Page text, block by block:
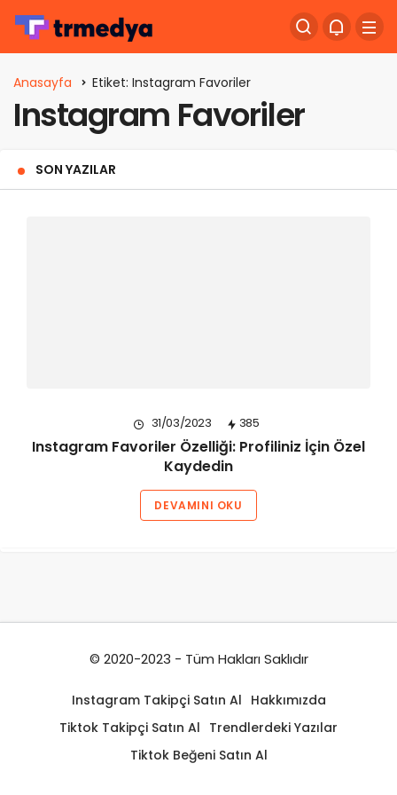
Anasayfa Etiket: Instagram Favoriler
Instagram Favoriler
SON YAZILAR
31/03/2023 385
Instagram Favoriler Özelliği: Profiliniz İçin Özel
Kaydedin
DEVAMINI OKU
© 2020-2023 - Tüm Hakları Saklıdır
Instagram Takipçi Satın Al Hakkımızda
Tiktok Takipçi Satın Al Trendlerdeki Yazılar
Tiktok Beğeni Satın Al